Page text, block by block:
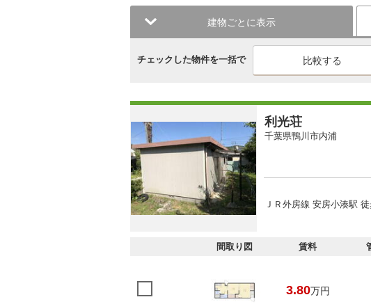
建物ごとに表示
チェックした物件を一括で
利光荘
千葉県鴨川市内浦
ＪＲ外房線 安房小湊駅
間取り図 賃料
3.80万円